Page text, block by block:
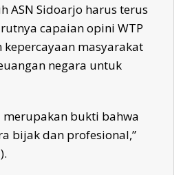
ASN Sidoarjo harus terus
capaian opini WTP
masyarakat
negara untuk
merupakan bukti bahwa
bijak dan profesional,”